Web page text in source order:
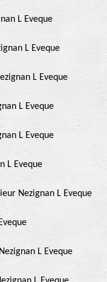
L Eveque
L Eveque
L Eveque
L Eveque
L Eveque
L Eveque
Nezignan L Eveque
L Eveque